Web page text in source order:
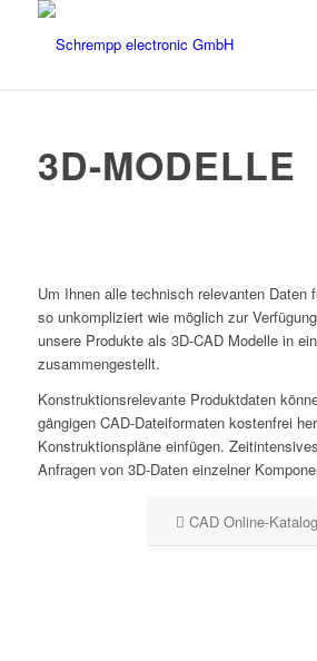
3D-MODELLE
Um Ihnen alle technisch relevanten Daten
so unkompliziert wie möglich zur
unsere Produkte als 3D-CAD Modelle in
zusammengestellt.
Konstruktionsrelevante Produktdaten
gängigen CAD-Dateiformaten kostenfrei
Konstruktionspläne einfügen.
Anfragen von 3D-Daten einzelner
CAD Online-Katalog